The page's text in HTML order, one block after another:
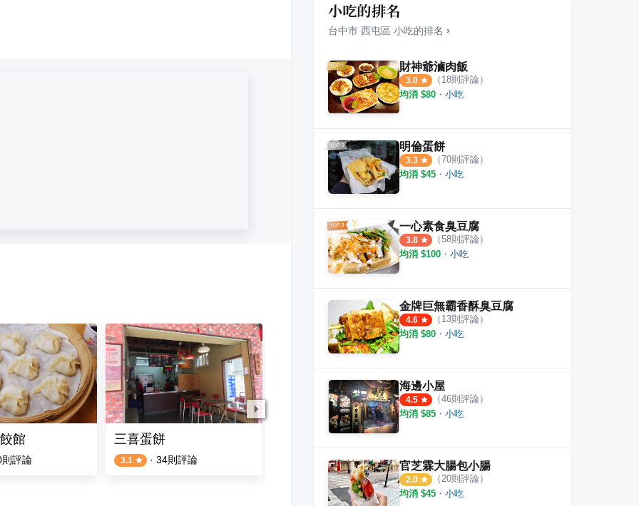
館
則評論
三喜蛋餅
3.1 · 34則評論 58則評論 4.2 ·23
小吃的排名
台中市 西屯區 小吃的排名 ›
財神爺滷肉飯
3.0 （ 18則評論）
均消 $80 ・ 小吃
明倫蛋餅
3.3 （70則評論）
均消 $45 ・ 小吃
一心素食臭豆腐
3.8 （58則評論）
均消 $100 ・ 小吃
金牌巨無霸香酥臭豆腐
4.6 （ 13則評論）
均消 $80 ・ 小吃
海邊小屋
4.5 （46則評論）
均消 $85 ・ 小吃
官芝霖大腸包小腸
2.0 （20則評論）
均消 $45 ・ 小吃